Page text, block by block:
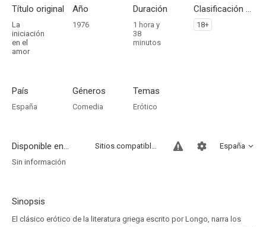
Título original
La
iniciación
en el
amor
Año
1976
Duración
1 hora y
38
minutos
Clasificación por edades
18+
País
España
Géneros
Comedia
Temas
Erótico
Disponible en... España
Sitios compatibles
Sin información
Sinopsis
El clásico erótico de la literatura griega escrito por Longo, narra los